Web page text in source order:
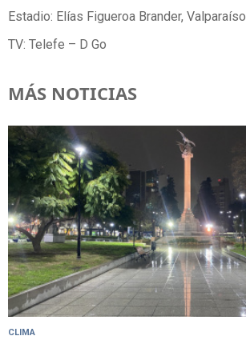
Estadio: Elías Figueroa Brander, Valparaíso
TV: Telefe – D Go
MÁS NOTICIAS
CLIMA